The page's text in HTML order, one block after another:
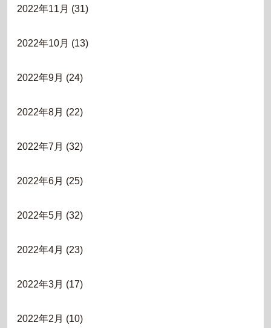
2022年11月 (31)
2022年10月 (13)
2022年9月 (24)
2022年8月 (22)
2022年7月 (32)
2022年6月 (25)
2022年5月 (32)
2022年4月 (23)
2022年3月 (17)
2022年2月 (10)